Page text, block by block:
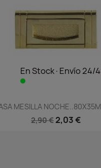
En Stock·Envío 24/
MESILLA
2,90 € 2,03 €